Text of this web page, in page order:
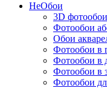
НеОбои
3D фотообои
Фотообои
Обои
Фотообои в
Фотообои в
Фотообои в
Фотообои